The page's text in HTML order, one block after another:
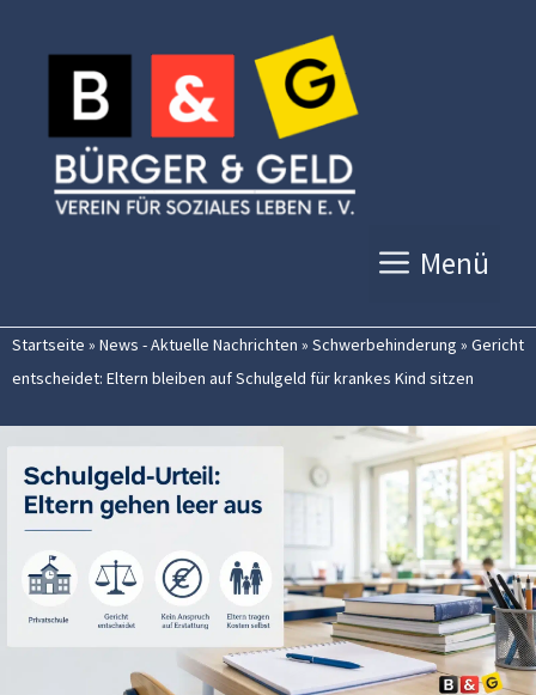
Inhalt
springen
Menü
Startseite » News - Aktuelle Nachrichten » Schwerbehinderung » Gericht
entscheidet: Eltern bleiben auf Schulgeld für krankes Kind sitzen